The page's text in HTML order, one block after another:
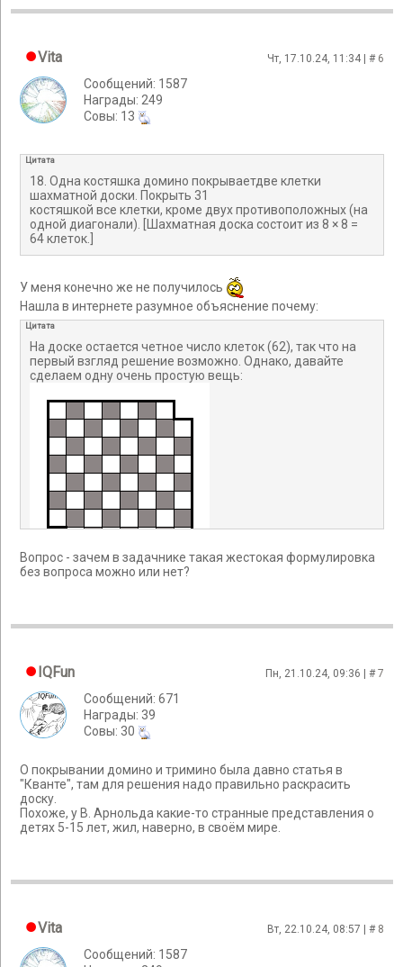
Vita Чт, 17.10.24, 11:34 | # 6
Сообщений: 1587
Награды: 249
Cовы: 13
Цитата
18. Одна костяшка домино покрываетдве клетки
шахматной доски. Покрыть 31
костяшкой все клетки, кроме двух противоположных (на
одной диагонали). [Шахматная доска состоит из 8 × 8 =
64 клеток.]
У меня конечно же не получилось
Нашла в интернете разумное объяснение почему:
Цитата
На доске остается четное число клеток (62), так что на
первый взгляд решение возможно. Однако, давайте
сделаем одну очень простую вещь:
Мы раскрасили клетки через одну. Теперь все
доске отрезаны – обе черные, соответственно мы имеем
Разбор взят из перевода книги Г. Лакман Макдауэлл и
предназначен исключительно для ознакомления.Если он
вам понравился, то рекомендуем купить книгу «Карьера
программиста. Как устроиться на работу в Google,
Вопрос - зачем в задачнике такая жестокая формулировка
без вопроса можно или нет?
IQFun Пн, 21.10.24, 09:36 | #7
Сообщений: 671
Награды: 39
Cовы: 30
О покрывании домино и тримино была давно статья в
"Кванте", там для решения надо правильно раскрасить
доску.
Похоже, у В. Арнольда какие-то странные представления о
детях 5-15 лет, жил, наверно, в своём мире.
Vita Вт, 22.10.24, 08:57 | # 8
Сообщений: 1587